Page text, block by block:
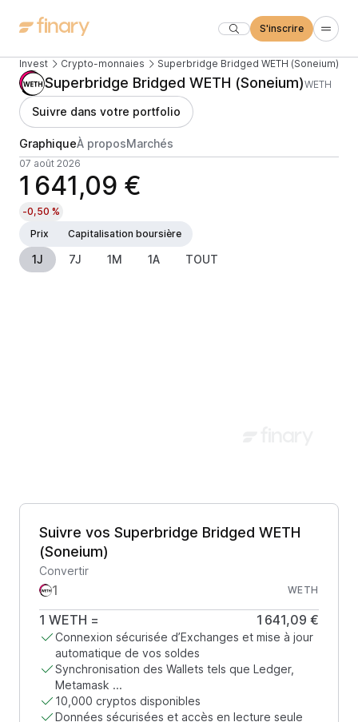
S'inscrire
Invest Crypto-monnaies Superbridge Bridged WETH (Soneium)
Superbridge Bridged WETH (Soneium)WETH
Suivre dans votre portfolio
GraphiqueÀ proposMarchés
07 août 2026
1 641,09 €
-0,50 %
Prix
Capitalisation boursière
1J 7J 1M 1A TOUT
Suivre vos Superbridge Bridged WETH
(Soneium)
Convertir
WETH
1 WETH = 1 641,09 €
Connexion sécurisée d’Exchanges et mise à jour
automatique de vos soldes
Synchronisation des Wallets tels que Ledger,
Metamask ...
10,000 cryptos disponibles
Données sécurisées et accès en lecture seule